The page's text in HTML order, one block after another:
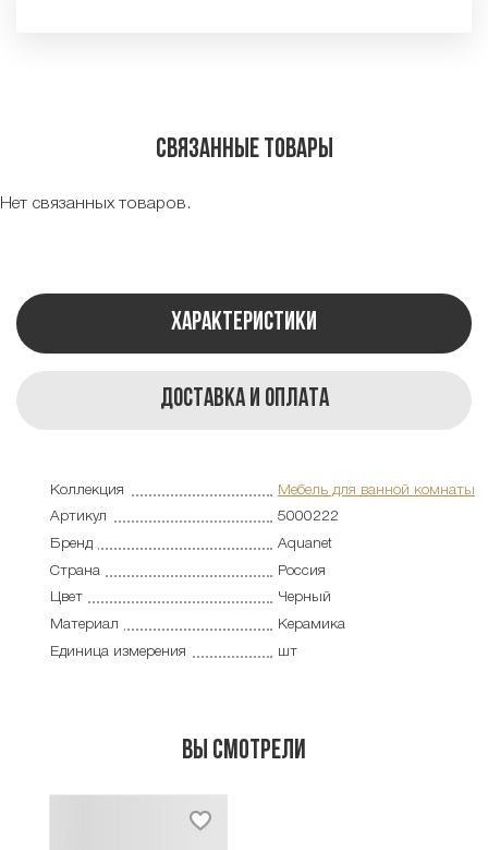
Связанные товары
Нет связанных товаров.
Характеристики
Доставка и оплата
Коллекция
Мебель для ванной комнаты
Артикул
5000222
Бренд
Aquanet
Страна
Россия
Цвет
Черный
Материал
Керамика
Единица измерения
шт
Вы смотрели